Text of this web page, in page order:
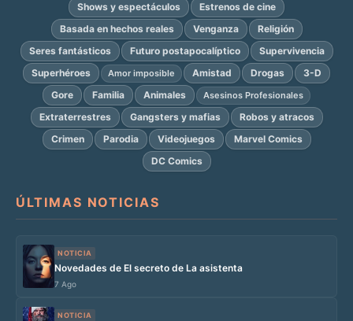
Shows y espectáculos
Estrenos de cine
Basada en hechos reales
Venganza
Religión
Seres fantásticos
Futuro postapocalíptico
Supervivencia
Superhéroes
Amor imposible Amistad Drogas
3-D
Gore
Familia Animales Asesinos Profesionales
Extraterrestres Gangsters y mafias
Robos y atracos
Crimen
Parodia Videojuegos
Marvel Comics
DC Comics
ÚLTIMAS NOTICIAS
NOTICIA
Novedades de El secreto de La asistenta
7 Ago
NOTICIA